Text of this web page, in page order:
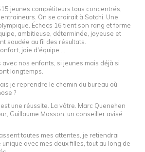
jeunes compétiteurs tous concentrés,
On se croirait à Sotchi. Une
Échecs 16 tient son rang et forme
ambitieuse, déterminée, joyeuse et
soudée au fil des résultats.
joie d'équipe ...
nos enfants, si jeunes mais déjà si
longtemps.
je reprendre le chemin du bureau où
?
une réussite. La vôtre. Marc Quenehen
Guillaume Masson, un conseiller avisé
toutes mes attentes, je retiendrai
avec mes deux filles, tout au long de